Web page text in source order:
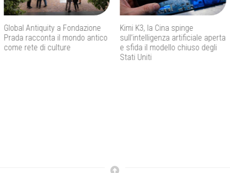
Kimi K3, la Cina spinge
sull’intelligenza artificiale aperta
e sfida il modello chiuso degli
Don Antonio Mazzi, addio al
fondatore di Exodus che ha
fatto dell’educazione una
strada di speranza